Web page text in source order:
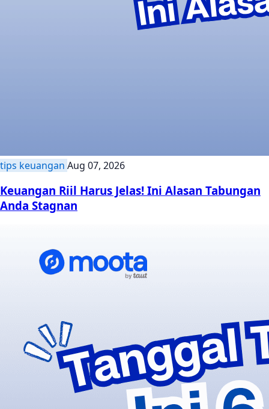
tips keuangan Aug 07, 2026
Keuangan Riil Harus Jelas! Ini Alasan Tabungan
Anda Stagnan